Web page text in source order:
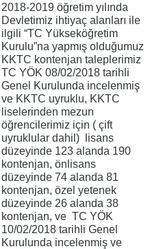
2018-2019 öğretim yılında
Devletimiz ihtiyaç alanları ile
ilgili “TC Yükseköğretim
Kurulu”na yapmış olduğumuz
KKTC kontenjan taleplerimiz
TC YÖK 08/02/2018 tarihli
Genel Kurulunda incelenmiş
ve KKTC uyruklu, KKTC
liselerinden mezun
öğrencilerimiz için ( çift
uyruklular dahil) lisans
düzeyinde 123 alanda 190
kontenjan, önlisans
düzeyinde 74 alanda 81
kontenjan, özel yetenek
düzeyinde 26 alanda 38
kontenjan, ve TC YÖK
10/02/2018 tarihli Genel
Kurulunda incelenmiş ve